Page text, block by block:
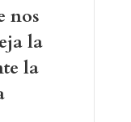
nos
la
la